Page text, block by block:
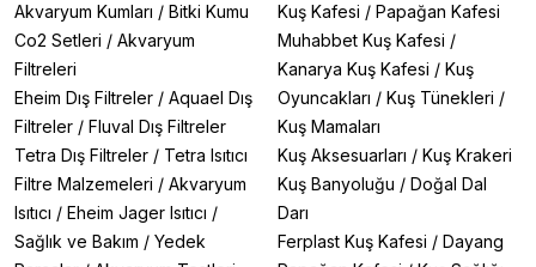
Akvaryum Kumları / Bitki Kumu
Co2 Setleri / Akvaryum
Filtreleri
Eheim Dış Filtreler / Aquael Dış
Filtreler / Fluval Dış Filtreler
Tetra Dış Filtreler / Tetra Isıtıcı
Filtre Malzemeleri / Akvaryum
Isıtıcı / Eheim Jager Isıtıcı /
Sağlık ve Bakım / Yedek
Kuş Kafesi / Papağan Kafesi
Muhabbet Kuş Kafesi /
Kanarya Kuş Kafesi / Kuş
Oyuncakları / Kuş Tünekleri /
Kuş Mamaları
Kuş Aksesuarları / Kuş Krakeri
Kuş Banyoluğu / Doğal Dal
Darı
Ferplast Kuş Kafesi / Dayang